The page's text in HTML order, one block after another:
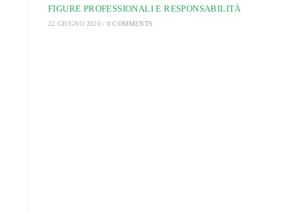
FIGURE PROFESSIONALI E RESPONSABILITÀ
22 GIUGNO 2020 / 0 COMMENTS